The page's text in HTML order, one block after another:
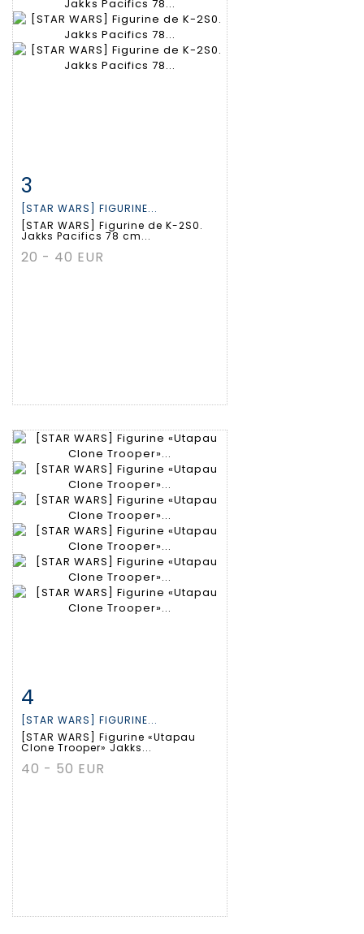
Fiche détaillée
3
[STAR WARS] FIGURINE...
[STAR WARS] Figurine de K-2S0.
Jakks Pacifics 78 cm...
20 - 40 EUR
Fiche détaillée
4
[STAR WARS] FIGURINE...
[STAR WARS] Figurine «Utapau
Clone Trooper» Jakks...
40 - 50 EUR